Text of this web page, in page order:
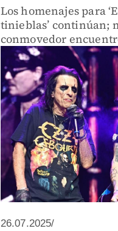
Los homenajes para
tinieblas’ continúan;
conmovedor
26.07.2025/